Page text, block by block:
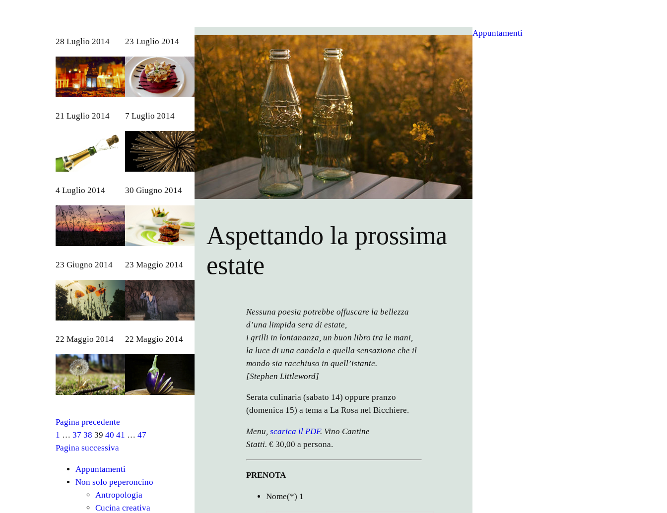
28 Luglio 2014 23 Luglio 2014
21 Luglio 2014 7 Luglio 2014
4 Luglio 2014 30 Giugno 2014
23 Giugno 2014 23 Maggio 2014
22 Maggio 2014 22 Maggio 2014
Pagina precedente
1 … 37 38 39 40 41 … 47
Pagina successiva
Appuntamenti
Non solo peperoncino
Antropologia
Cucina creativa
Aspettando la prossima
estate
Nessuna poesia potrebbe offuscare la bellezza
d’una limpida sera di estate,
i grilli in lontananza, un buon libro tra le mani,
la luce di una candela e quella sensazione che il
mondo sia racchiuso in quell’istante.
[Stephen Littleword]
Serata culinaria (sabato 14) oppure pranzo
(domenica 15) a tema a La Rosa nel Bicchiere.
Menu, scarica il PDF. Vino Cantine
Statti. € 30,00 a persona.
PRENOTA
Nome(*) 1
Appuntamenti